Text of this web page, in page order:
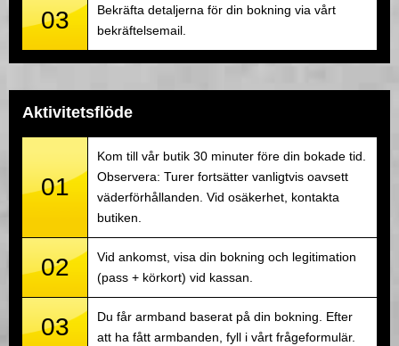
03
Bekräfta detaljerna för din bokning via vårt
bekräftelsemail.
Aktivitetsflöde
01
Kom till vår butik 30 minuter före din bokade tid.
Observera: Turer fortsätter vanligtvis oavsett
väderförhållanden. Vid osäkerhet, kontakta
butiken.
02
Vid ankomst, visa din bokning och legitimation
(pass + körkort) vid kassan.
03
Du får armband baserat på din bokning. Efter
att ha fått armbanden, fyll i vårt frågeformulär.